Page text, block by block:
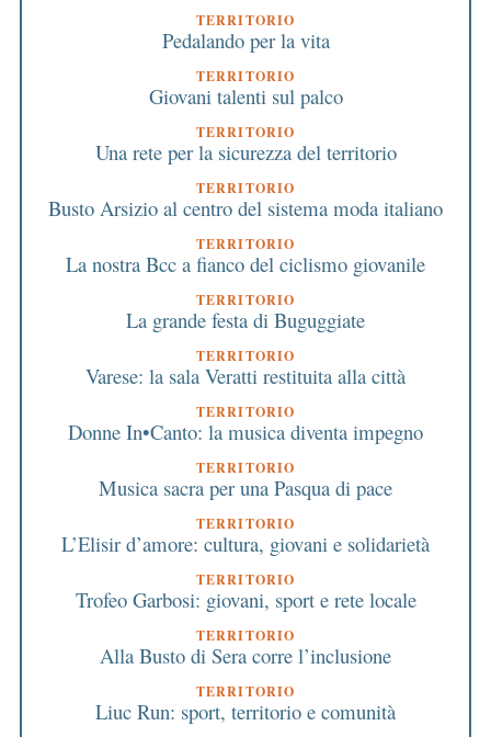
TERRITORIO
Pedalando per la vita
TERRITORIO
Giovani talenti sul palco
TERRITORIO
Una rete per la sicurezza del territorio
TERRITORIO
Busto Arsizio al centro del sistema moda italiano
TERRITORIO
La nostra Bcc a fianco del ciclismo giovanile
TERRITORIO
La grande festa di Buguggiate
TERRITORIO
Varese: la sala Veratti restituita alla città
TERRITORIO
Donne In•Canto: la musica diventa impegno
TERRITORIO
Musica sacra per una Pasqua di pace
TERRITORIO
L’Elisir d’amore: cultura, giovani e solidarietà
TERRITORIO
Trofeo Garbosi: giovani, sport e rete locale
TERRITORIO
Alla Busto di Sera corre l’inclusione
TERRITORIO
Liuc Run: sport, territorio e comunità